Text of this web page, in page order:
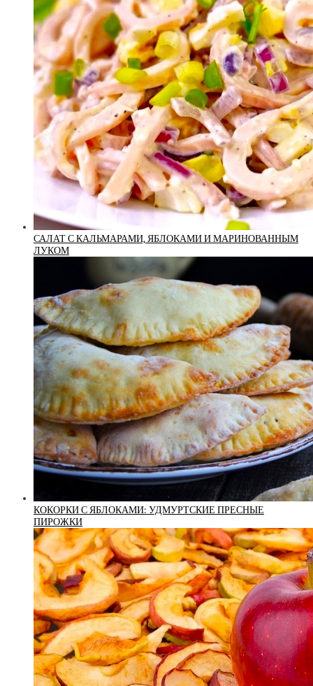
САЛАТ С КАЛЬМАРАМИ, ЯБЛОКАМИ И МАРИНОВАННЫМ
ЛУКОМ
КОКОРКИ С ЯБЛОКАМИ: УДМУРТСКИЕ ПРЕСНЫЕ
ПИРОЖКИ